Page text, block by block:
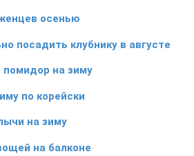
осенью
посадить клубнику в августе
помидор на зиму
по корейски
на зиму
на балконе